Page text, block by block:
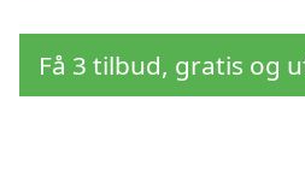
Få 3 tilbud, gratis og